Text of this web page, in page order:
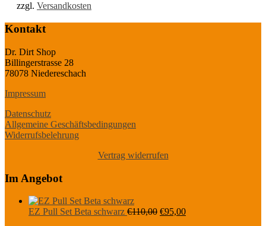
zzgl. Versandkosten
Kontakt
Dr. Dirt Shop
Billingerstrasse 28
78078 Niedereschach
Impressum
Datenschutz
Allgemeine Geschäftsbedingungen
Widerrufsbelehrung
Vertrag widerrufen
Im Angebot
EZ Pull Set Beta schwarz €110,00 Ursprünglicher
€95,00Aktueller